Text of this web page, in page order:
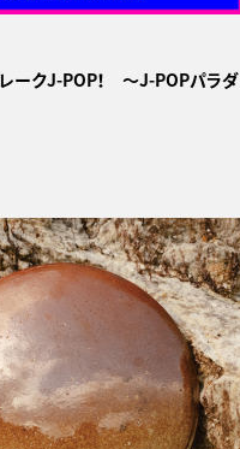
レークJ-POP！ ～J-POPパラダ